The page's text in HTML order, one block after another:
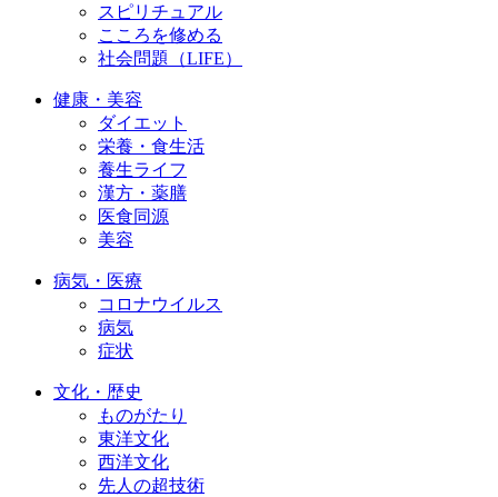
スピリチュアル
こころを修める
社会問題（LIFE）
健康・美容
ダイエット
栄養・食生活
養生ライフ
漢方・薬膳
医食同源
美容
病気・医療
コロナウイルス
病気
症状
文化・歴史
ものがたり
東洋文化
西洋文化
先人の超技術